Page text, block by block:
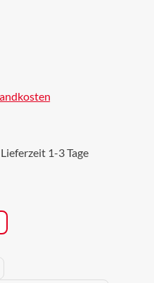
1-3 Tage